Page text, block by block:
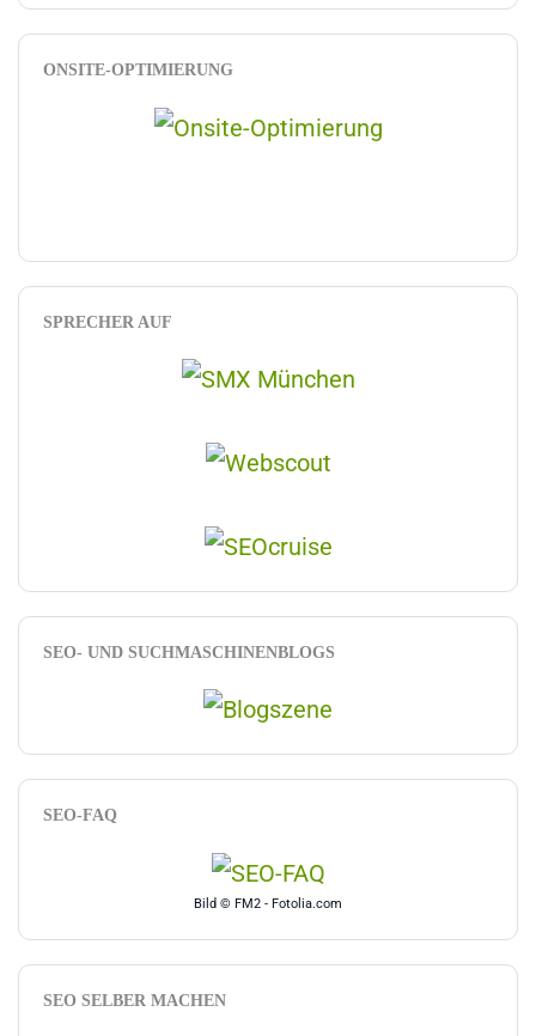
ONSITE-OPTIMIERUNG
SPRECHER AUF
SEO- UND SUCHMASCHINENBLOGS
SEO-FAQ
Bild © FM2 - Fotolia.com
SEO SELBER MACHEN